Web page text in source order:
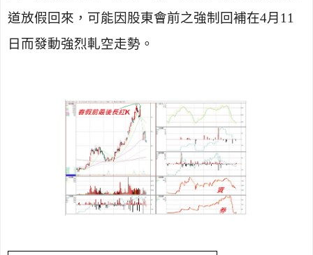
道放假回來，可能因股東會前之強制回補在4月 11
日而發動強烈軋空走勢。